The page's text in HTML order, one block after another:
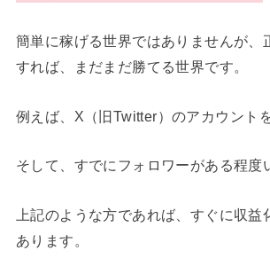
簡単に稼げる世界ではありませんが、
すれば、まだまだ勝てる世界です。
例えば、X（旧Twitter）のアカウント
そして、すでにフォロワーがある程度
上記のような方であれば、すぐに収益
あります。